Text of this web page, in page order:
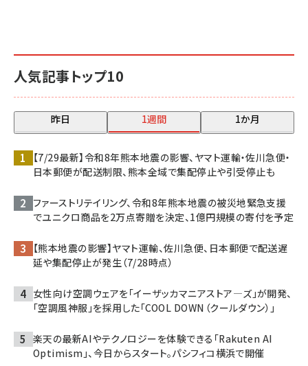
人気記事トップ10
昨日 1週間 1か月
【7/29最新】令和8年熊本地震の影響、ヤマト運輸・佐川急便・
日本郵便が配送制限、熊本全域で集配停止や引受停止も
ファーストリテイリング、令和8年熊本地震の被災地緊急支援
でユニクロ商品を2万点寄贈を決定、1億円規模の寄付を予定
【熊本地震の影響】ヤマト運輸、佐川急便、日本郵便で配送遅
延や集配停止が発生（7/28時点）
女性向け空調ウェアを「イーザッカマニアストア―ズ」が開発、
「空調風神服」を採用した「COOL DOWN（クールダウン）」
楽天の最新AIやテクノロジーを体験できる「Rakuten AI
Optimism」、今日からスタート。パシフィコ横浜で開催